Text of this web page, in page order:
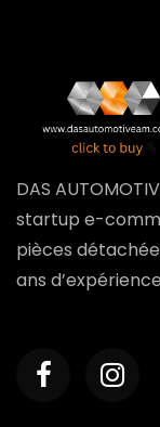
DAS
startup e-
pièces
ans